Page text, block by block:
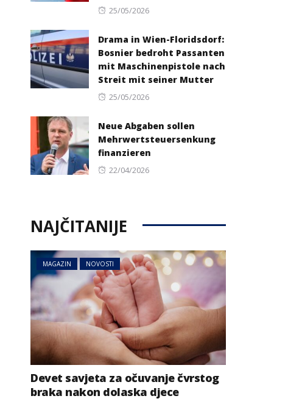
Posted
25/05/2026
Drama in Wien-Floridsdorf:
Bosnier bedroht Passanten
mit Maschinenpistole nach
Streit mit seiner Mutter
Posted
25/05/2026
Neue Abgaben sollen
Mehrwertsteuersenkung
finanzieren
Posted
22/04/2026
NAJČITANIJE
MAGAZIN NOVOSTI
Devet savjeta za očuvanje čvrstog
braka nakon dolaska djece